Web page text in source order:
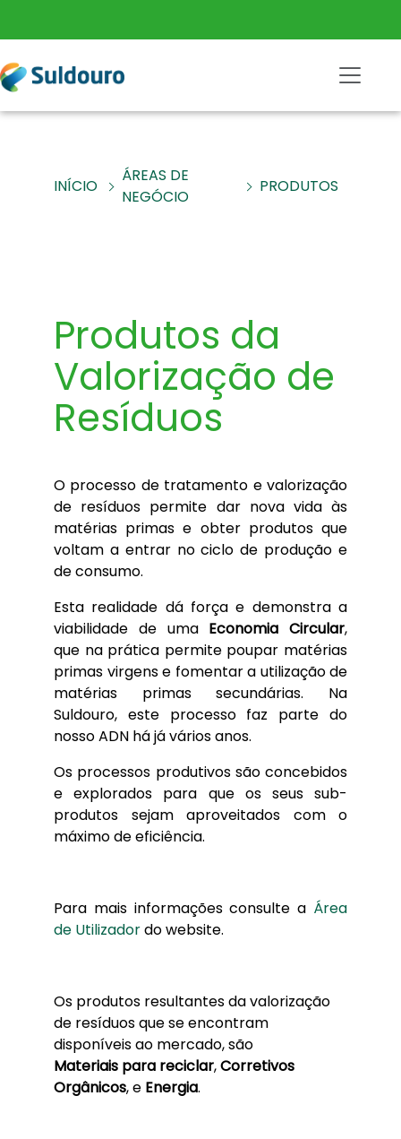
INÍCIO
ÁREAS DE
NEGÓCIO
PRODUTOS
Produtos da
Valorização de
Resíduos
O processo de tratamento e valorização
de resíduos permite dar nova vida às
matérias primas e obter produtos que
voltam a entrar no ciclo de produção e
de consumo.
Esta realidade dá força e demonstra a
viabilidade de uma Economia Circular,
que na prática permite poupar matérias
primas virgens e fomentar a utilização de
matérias primas secundárias. Na
Suldouro, este processo faz parte do
nosso ADN há já vários anos.
Os processos produtivos são concebidos
e explorados para que os seus sub-
produtos sejam aproveitados com o
máximo de eficiência.
Para mais informações consulte a Área
de Utilizadordo website.
Os produtos resultantes da valorização
de resíduos que se encontram
disponíveis ao mercado, são
Materiais para reciclar,Corretivos
Orgânicos, e Energia.